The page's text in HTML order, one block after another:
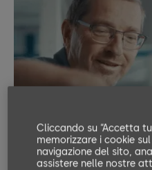
Cliccando su “Accetta
memorizzare i cookie
navigazione del sito,
assistere nelle nostre